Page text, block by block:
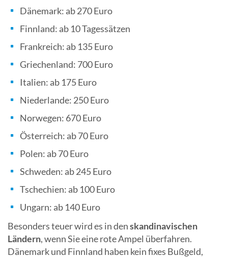
Dänemark: ab 270 Euro
Finnland: ab 10 Tagessätzen
Frankreich: ab 135 Euro
Griechenland: 700 Euro
Italien: ab 175 Euro
Niederlande: 250 Euro
Norwegen: 670 Euro
Österreich: ab 70 Euro
Polen: ab 70 Euro
Schweden: ab 245 Euro
Tschechien: ab 100 Euro
Ungarn: ab 140 Euro
Besonders teuer wird es in denskandinavischen
Ländern, wenn Sie eine rote Ampel überfahren.
Dänemark und Finnland haben kein fixes Bußgeld,